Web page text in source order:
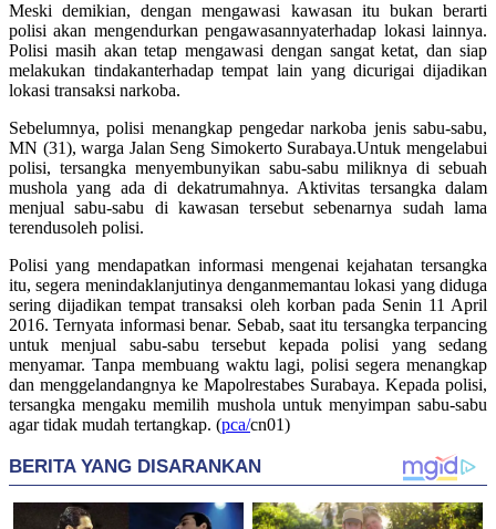
Meski demikian,dengan mengawasi kawasan itu bukan berarti
polisi akan mengendurkan pengawasannyaterhadap lokasi lainnya.
Polisi masih akan tetap mengawasi dengan sangat ketat,dan siap
melakukan tindakanterhadap tempat lain yangdicurigai dijadikan
lokasi transaksi narkoba.
Sebelumnya,polisi menangkap pengedar narkoba jenis sabu-sabu,
MN (31),warga Jalan Seng SimokertoSurabaya.Untuk mengelabui
polisi, tersangka menyembunyikan sabu-sabu miliknya di sebuah
mushola yang ada di dekatrumahnya. Aktivitas tersangka dalam
menjual
sabu-sabu di kawasan tersebut sebenarnya sudah lama
terendusoleh polisi.
Polisi yang mendapatkan informasi mengenai kejahatan tersangka
itu, segera menindaklanjutinya denganmemantau lokasi yang diduga
seringdijadikan tempat transaksi oleh korban pada Senin 11 April
2016. Ternyata informasi benar. Sebab, saat itu tersangka terpancing
untukmenjual sabu-sabu tersebut kepada polisi yang sedang
menyamar. Tanpa membuang waktu lagi,polisi segeramenangkap
dan menggelandangnya ke Mapolrestabes Surabaya. Kepada polisi,
tersangka mengaku memilih mushola untuk menyimpan sabu-sabu
agartidak mudah tertangkap. (pca/cn01)